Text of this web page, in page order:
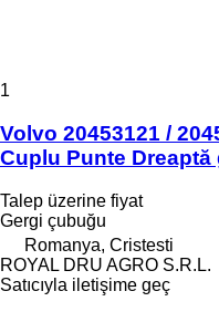
1
Volvo 20453121 /
Cuplu Punte
Talep üzerine fiyat
Gergi çubuğu
Romanya, Cristesti
ROYAL DRU AGRO S.R.L.
Satıcıyla iletişime geç